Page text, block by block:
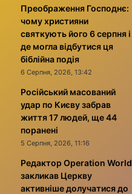
Преображення Господнє:
чому християни
святкують його 6 серпня і
де могла відбутися ця
біблійна подія
6 Серпня, 2026, 13:42
Російський масований
удар по Києву забрав
життя 17 людей, ще 44
поранені
5 Серпня, 2026, 11:16
Редактор Operation World
закликав Церкву
активніше долучатися до